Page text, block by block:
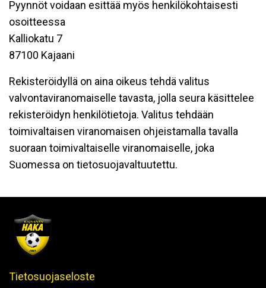
Pyynnöt voidaan esittää myös henkilökohtaisesti
osoitteessa
Kalliokatu 7
87100 Kajaani
Rekisteröidyllä on aina oikeus tehdä valitus
valvontaviranomaiselle tavasta, jolla seura käsittelee
rekisteröidyn henkilötietoja. Valitus tehdään
toimivaltaisen viranomaisen ohjeistamalla tavalla
suoraan toimivaltaiselle viranomaiselle, joka
Suomessa on tietosuojavaltuutettu.
Tietosuojaseloste